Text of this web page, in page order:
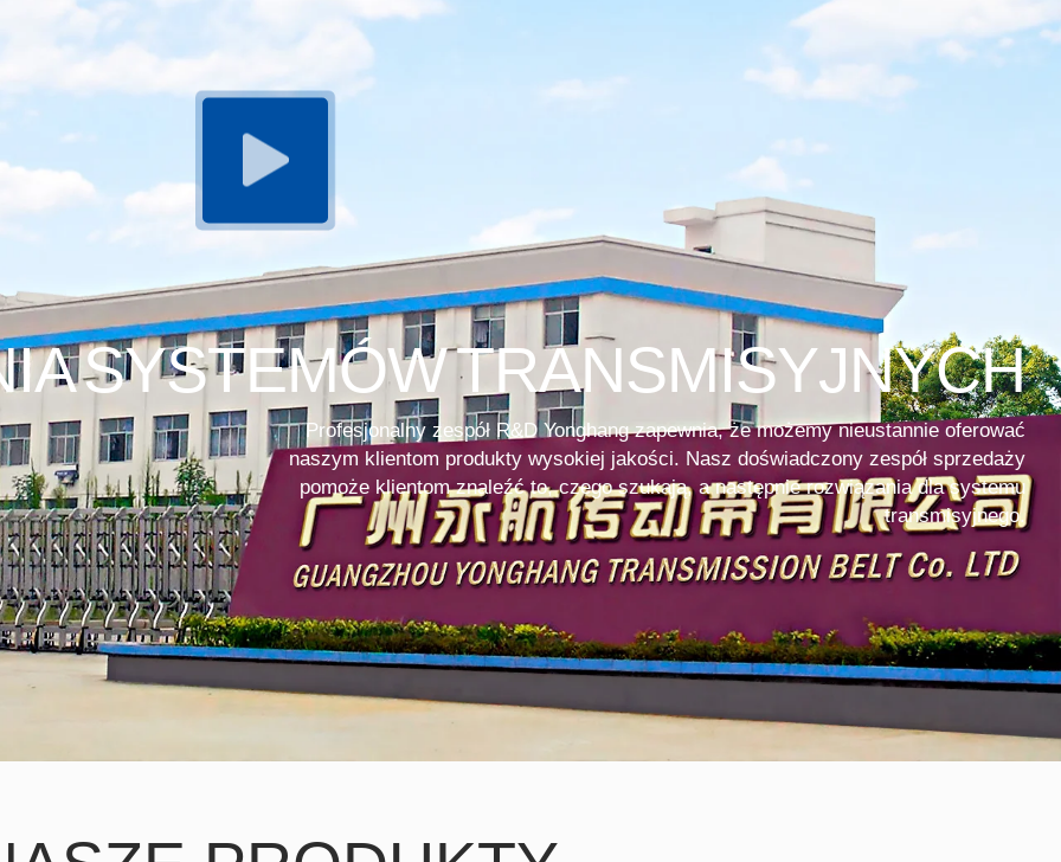
SYSTEMÓW TRANSMISYJNYCH
Profesjonalny zespół R&D Yonghang zapewnia, że możemy nieustannie oferować
naszym klientom produkty wysokiej jakości. Nasz doświadczony zespół sprzedaży
pomoże klientom znaleźć to, czego szukają, a następnie rozwiązania dla systemu
transmisyjnego.